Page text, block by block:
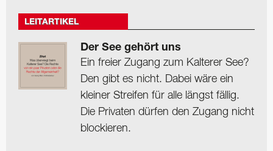
LEITARTIKEL
Der See gehört uns
Ein freier Zugang zum Kalterer See?
Den gibt es nicht. Dabei wäre ein
kleiner Streifen für alle längst fällig.
Die Privaten dürfen den Zugang nicht
blockieren.